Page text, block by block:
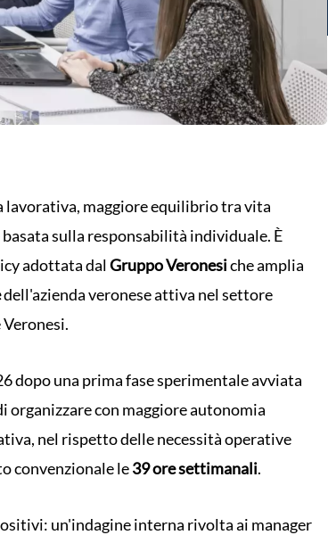
lavorativa, maggiore equilibrio tra vita
sulla responsabilità individuale. È
adottata dalGruppo Veronesiche amplia
dell'azienda veronese attiva nel settore
dopo una prima fase sperimentale avviata
con maggiore autonomia
nel rispetto delle necessità operative
convenzionale le39 ore settimanali.
un'indagine interna rivolta ai manager